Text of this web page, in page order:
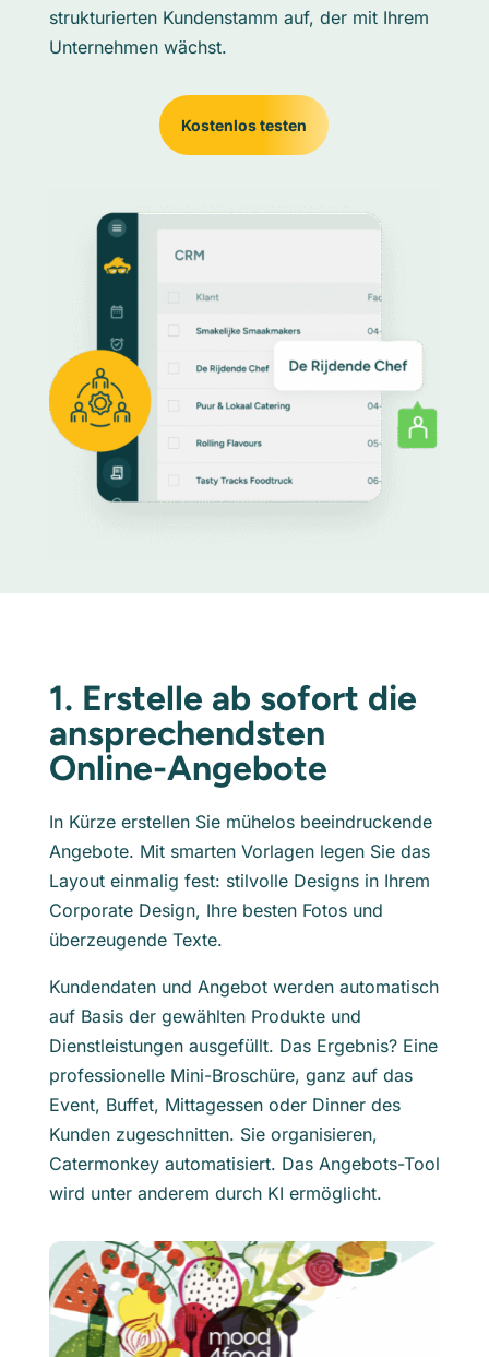
strukturierten Kundenstamm auf, der mit Ihrem
Unternehmen wächst.
Kostenlos testen
1. Erstelle ab sofort die
ansprechendsten
Online-Angebote
In Kürze erstellen Sie mühelos beeindruckende
Angebote. Mit smarten Vorlagen legen Sie das
Layout einmalig fest: stilvolle Designs in Ihrem
Corporate Design, Ihre besten Fotos und
überzeugende Texte.
Kundendaten und Angebot werden automatisch
auf Basis der gewählten Produkte und
Dienstleistungen ausgefüllt. Das Ergebnis? Eine
professionelle Mini-Broschüre, ganz auf das
Event, Buffet, Mittagessen oder Dinner des
Kunden zugeschnitten. Sie organisieren,
Catermonkey automatisiert. Das Angebots-Tool
wird unter anderem durch KI ermöglicht.